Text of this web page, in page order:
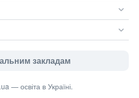
закладам
— освіта в Україні.